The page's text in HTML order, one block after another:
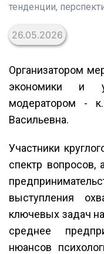
тенденции,
26.05.2026
Организатором
экономики и
модератором -
Васильевна.
Участники
спектр вопросов,
выступления
ключевых задач
среднее
нюансов